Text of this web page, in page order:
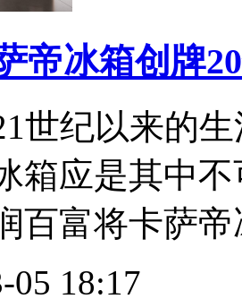
帝冰箱创牌
世纪以来的
箱应是其中
百富将卡萨
05 18:17